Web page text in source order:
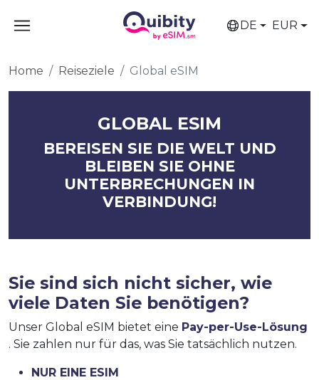
DE EUR
Home Reiseziele Global eSIM
GLOBAL ESIM
BEREISEN SIE DIE WELT UND
BLEIBEN SIE OHNE
UNTERBRECHUNGEN IN
VERBINDUNG!
Sie sind sich nicht sicher, wie
viele Daten Sie benötigen?
Unser Global eSIM bietet eine Pay-per-Use-Lösung
. Sie zahlen nur für das, was Sie tatsächlich nutzen.
NUR EINE ESIM